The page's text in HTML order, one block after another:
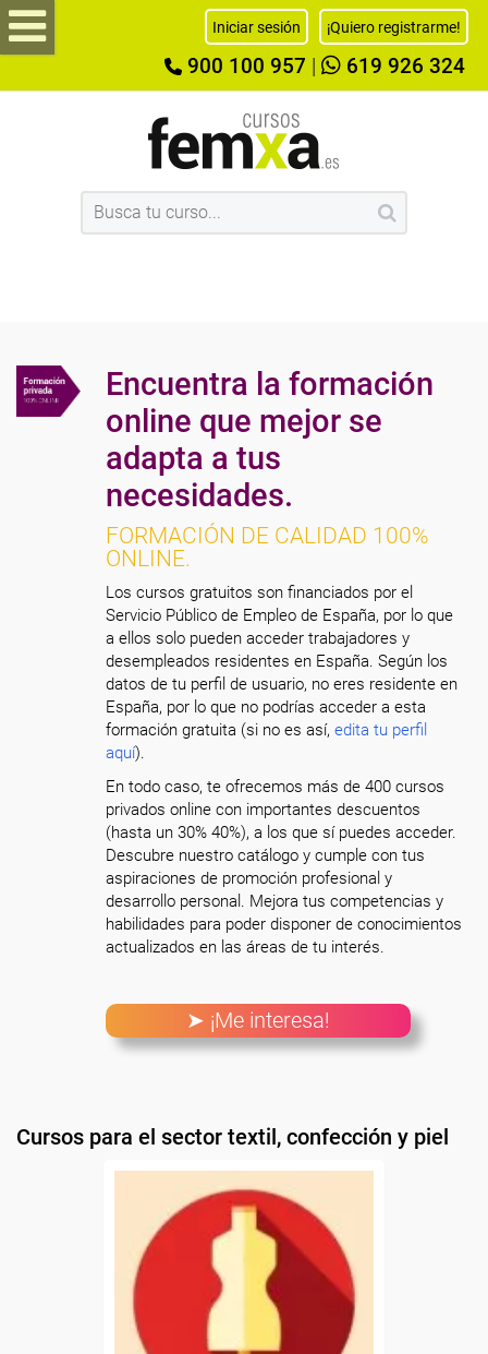
Iniciar sesión ¡Quiero registrarme!
900 100 957 619 926 324
Encuentra la formación
online que mejor se
adapta a tus
necesidades.
FORMACIÓN DE CALIDAD 100%
ONLINE.
Los cursos gratuitos son financiados por el
Servicio Público de Empleo de España, por lo que
a ellos solo pueden acceder trabajadores y
desempleados residentes en España. Según los
datos de tu perfil de usuario, no eres residente en
España, por lo que no podrías acceder a esta
formación gratuita (si no es así,edita tu perfil
aquí).
En todo caso, te ofrecemos más de 400 cursos
privados online con importantes descuentos
(hasta un 30% 40%), a los que sí puedes acceder.
Descubre nuestro catálogo y cumple con tus
aspiraciones de promoción profesional y
desarrollo personal. Mejora tus competencias y
habilidades para poder disponer de conocimientos
actualizados en las áreas de tu interés.
➤ ¡Me interesa!
Cursos para el sector textil, confección y piel